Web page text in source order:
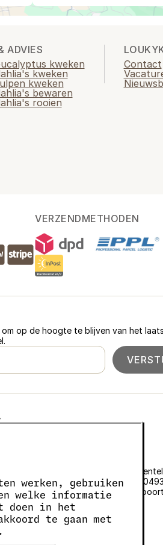
werken, gebruiken
welke informatie
doen in het
te gaan met
ADVIES
kweken
kweken
kweken
bewaren
rooien
Contact
VERZENDMETHODEN
op de hoogte te blijven van het
in het handelsregister van de
systeem onder nummer
voor de afgifte van
is CZ05663687.